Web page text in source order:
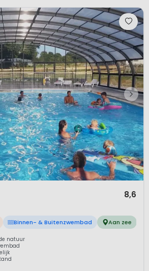
8,6
Binnen- & Buitenzwembad Aan zee
natuur